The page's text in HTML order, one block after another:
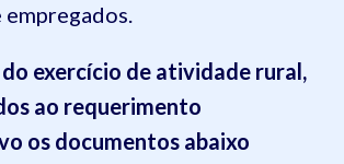
exercício de atividade rural,
ao requerimento
os documentos abaixo